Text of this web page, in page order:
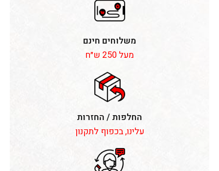
משלוחים חינם
מעל 250 ש״ח
החלפות / החזרות
עלינו, בכפוף לתקנון